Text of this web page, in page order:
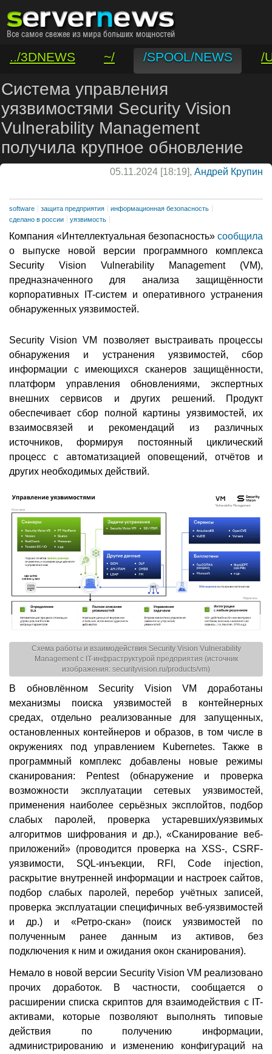
../3DNEWS ~/ /SPOOL/NEWS
/
/VAR/CONTACT
Система управления
уязвимостями Security Vision
Vulnerability Management
получила крупное обновление
05.11.2024 [18:19], Андрей Крупин
software защита предприятия
информационная безопасность
сделано в россии
уязвимость
Компания «Интеллектуальная безопасность» сообщила
о выпуске новой версии программного комплекса
Security Vision Vulnerability Management (VM),
предназначенного для анализа защищённости
корпоративных IT-систем и оперативного устранения
обнаруженных уязвимостей.
Security Vision VM позволяет выстраивать процессы
обнаружения и устранения уязвимостей, сбор
информации с имеющихся сканеров защищённости,
платформ управления обновлениями, экспертных
внешних сервисов и других решений. Продукт
обеспечивает сбор полной картины уязвимостей, их
взаимосвязей и рекомендаций из различных
источников, формируя постоянный циклический
процесс с автоматизацией оповещений, отчётов и
других необходимых действий.
Схема работы и взаимодействия Security Vision Vulnerability
Management с IT-инфраструктурой предприятия (источник
изображения: securityvision.ru/products/vm)
В обновлённом Security Vision VM доработаны
механизмы поиска уязвимостей в контейнерных
средах, отдельно реализованные для запущенных,
остановленных контейнеров и образов, в том числе в
окружениях под управлением Kubernetes. Также в
программный комплекс добавлены новые режимы
сканирования: Pentest (обнаружение и проверка
возможности эксплуатации сетевых уязвимостей,
применения наиболее серьёзных эксплойтов, подбор
слабых паролей, проверка устаревших/уязвимых
алгоритмов шифрования и др.), «Сканирование веб-
приложений» (проводится проверка на XSS-, CSRF-
уязвимости, SQL-инъекции, RFI, Сode injection,
раскрытие внутренней информации и настроек сайтов,
подбор слабых паролей, перебор учётных записей,
проверка эксплуатации специфичных веб-уязвимостей
и др.) и «Ретро-скан» (поиск уязвимостей по
полученным ранее данным из активов, без
подключения к ним и ожидания окон сканирования).
Немало в новой версии Security Vision VM реализовано
прочих доработок. В частности, сообщается о
расширении списка скриптов для взаимодействия с IT-
активами, которые позволяют выполнять типовые
действия по получению информации,
администрированию и изменению конфигураций на